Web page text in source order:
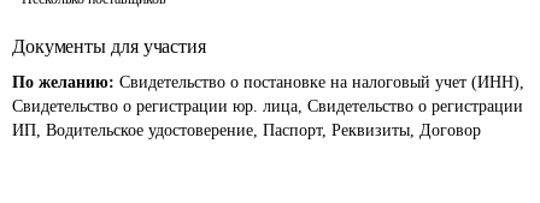
Документы для участия
По желанию: Свидетельство о постановке на налоговый учет (ИНН),
Свидетельство о регистрации юр. лица, Свидетельство о регистрации
ИП, Водительское удостоверение, Паспорт, Реквизиты, Договор